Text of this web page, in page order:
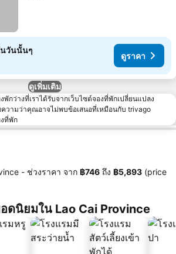
นวันนั้นๆ
ดูราคา
ดูเพิ่มเติม
กว่างที่เราได้รับจากเว็บไซต์จองที่พักเปลี่ยนแปลง
ความว่าคุณอาจไม่พบข้อเสนอที่เหมือนกับ trivago
งที่พัก
- ช่วงราคา จาก ‎฿746 ถึง ‎฿5,893 (price
ดนิยมใน Lao Cai Province